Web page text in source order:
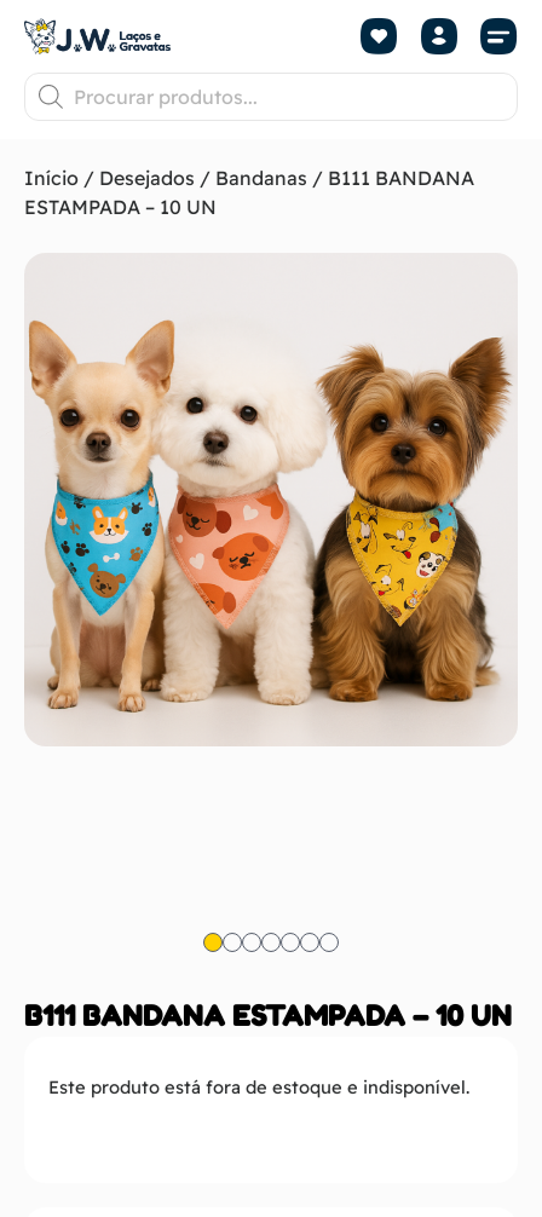
Início / Desejados / Bandanas / B111 BANDANA
ESTAMPADA – 10 UN
B111 BANDANA ESTAMPADA – 10 UN
Este produto está fora de estoque e indisponível.